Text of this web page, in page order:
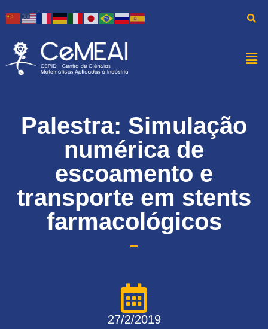
Palestra: Simulação
numérica de
escoamento e
transporte em stents
farmacológicos
27/2/2019